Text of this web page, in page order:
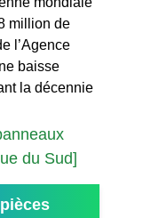
million de
l’Agence
baisse
la décennie
du Sud]